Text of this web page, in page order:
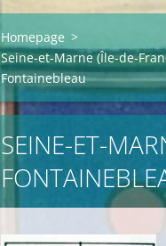
Homepage >
Seine-et-Marne (Île-de-
Fontainebleau
SEINE-ET-